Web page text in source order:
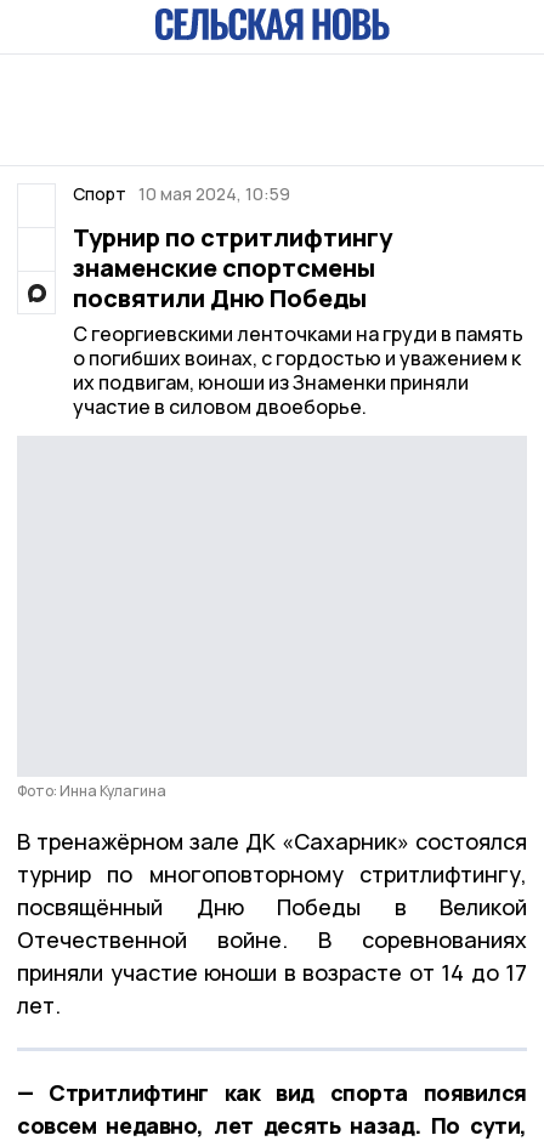
Спорт 10 мая 2024, 10:59
Турнир по стритлифтингу
знаменские спортсмены
посвятили Дню Победы
С георгиевскими ленточками на груди в память
о погибших воинах, с гордостью и уважением к
их подвигам, юноши из Знаменки приняли
участие в силовом двоеборье.
Фото: Инна Кулагина
В тренажёрном зале ДК «Сахарник» состоялся
турнир по многоповторному стритлифтингу,
посвящённый Дню Победы в Великой
Отечественной войне. В соревнованиях
приняли участие юноши в возрасте от 14 до 17
лет.
— Стритлифтинг как вид спорта появился
совсем недавно, лет десять назад. По сути,